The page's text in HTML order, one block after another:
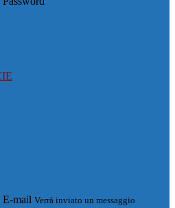
E-mail Verrà inviato un messaggio